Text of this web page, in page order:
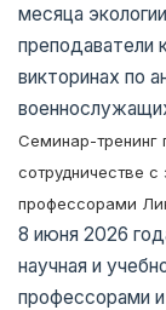
месяца
преподаватели
викторинах по
Семинар-тренинг
сотрудничестве
профессорами
8 июня 2026
научная и
профессорами